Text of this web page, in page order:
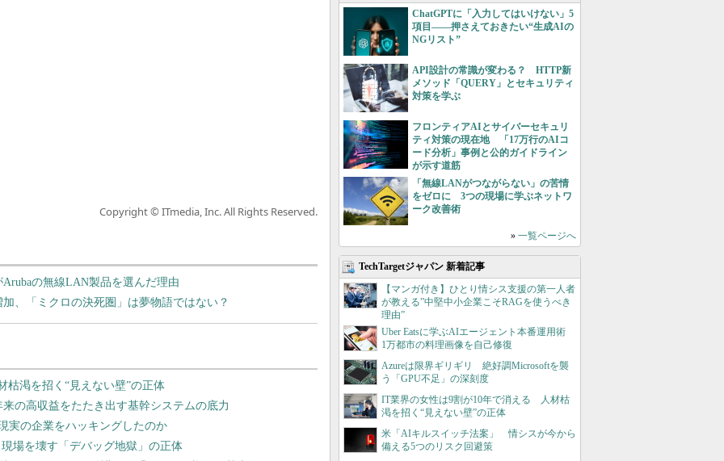
Copyright © ITmedia, Inc. All Rights Reserved.
の無線LAN製品を選んだ理由
、「ミクロの決死圏」は夢物語ではない？
ChatGPTに「入力してはいけない」5
項目――押さえておきたい“生成AIの
NGリスト”
API設計の常識が変わる？ HTTP新
メソッド「QUERY」とセキュリティ
対策を学ぶ
フロンティアAIとサイバーセキュリ
ティ対策の現在地 「17万行のAIコ
ード分析」事例と公的ガイドライン
が示す道筋
「無線LANがつながらない」の苦情
をゼロに 3つの現場に学ぶネットワ
ーク改善術
» 一覧ページへ
TechTargetジャパン 新着記事
【マンガ付き】ひとり情シス支援の第一人者
が教える”中堅中小企業こそRAGを使うべき
理由”
Uber Eatsに学ぶAIエージェント本番運用術
1万都市の料理画像を自己修復
Azureは限界ギリギリ 絶好調Microsoftを襲
う「GPU不足」の深刻度
IT業界の女性は9割が10年で消える 人材枯
渇を招く“見えない壁”の正体
米「AIキルスイッチ法案」 情シスが今から
備える5つのリスク回避策